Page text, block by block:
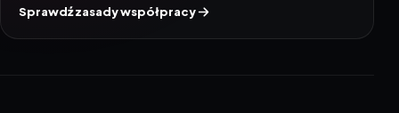
Sprawdź zasady współpracy